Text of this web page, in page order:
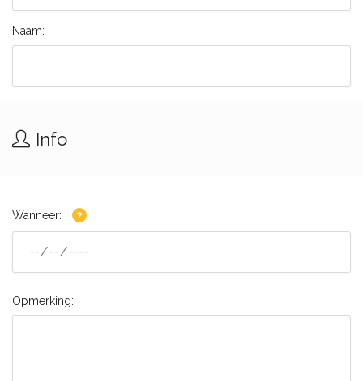
Naam:
Info
Wanneer: :
Opmerking: